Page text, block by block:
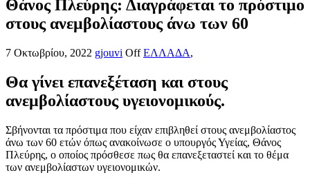
Θάνος Πλεύρης: Διαγράφεται το πρόστιμο
στους ανεμβολίαστους άνω των 60
7 Οκτωβρίου, 2022 gjouvi Off ΕΛΛΑΔΑ,
Θα γίνει επανεξέταση και στους
ανεμβολίαστους υγειονομικούς.
Σβήνονται τα πρόστιμα που είχαν επιβληθεί στους ανεμβολίαστος
άνω των 60 ετών όπως ανακοίνωσε ο υπουργός Υγείας, Θάνος
Πλεύρης, ο οποίος πρόσθεσε πως θα επανεξεταστεί και το θέμα
των ανεμβολίαστων υγειονομικών.